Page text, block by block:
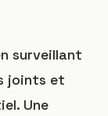
surveillant
joints et
Une